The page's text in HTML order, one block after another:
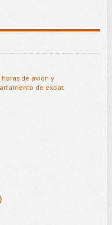
de avión y
de expat